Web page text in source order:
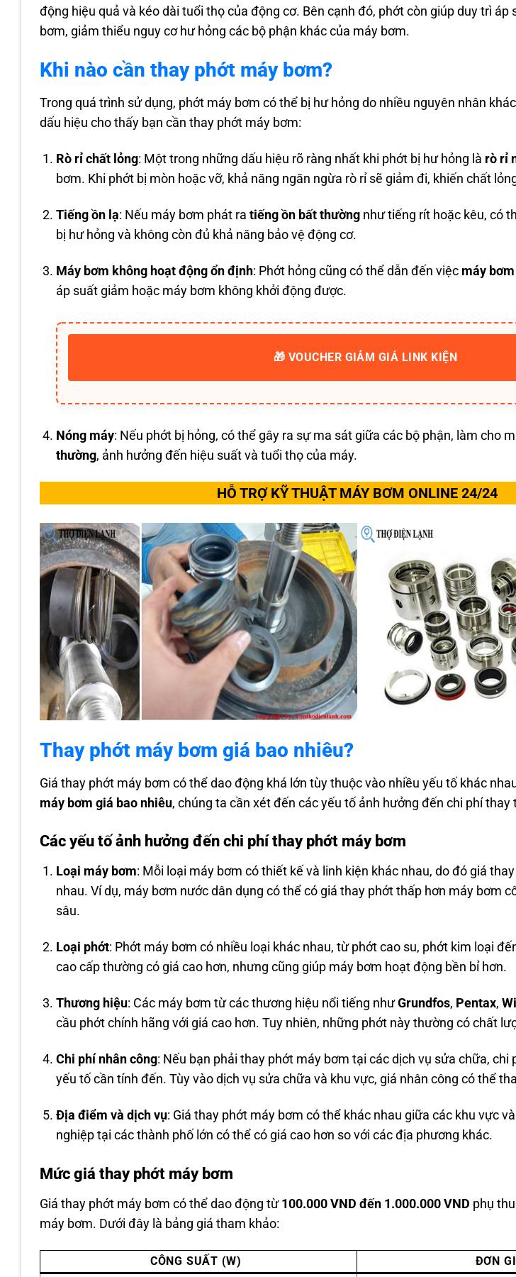
động hiệu quả và kéo dài tuổi thọ của động cơ. Bên cạnh đó, phớt còn giúp duy trì áp
bơm, giảm thiểu nguy cơ hư hỏng các bộ phận khác của máy bơm.
Khi nào cần thay phớt máy bơm?
Trong quá trình sử dụng, phớt máy bơm có thể bị hư hỏng do nhiều nguyên nhân
dấu hiệu cho thấy bạn cần thay phớt máy bơm:
Rò rỉ chất lỏng: Một trong những dấu hiệu rõ ràng nhất khi phớt bị hư hỏng là rò rỉ
bơm. Khi phớt bị mòn hoặc vỡ, khả năng ngăn ngừa rò rỉ sẽ giảm đi, khiến chất
Tiếng ồn lạ: Nếu máy bơm phát ratiếng ồn bất thường như tiếng rít hoặc kêu, có
bị hư hỏng và không còn đủ khả năng bảo vệ động cơ.
Máy bơm không hoạt động ổn định: Phớt hỏng cũng có thể dẫn đến việc máy
áp suất giảm hoặc máy bơm không khởi động được.
🎁 VOUCHER GIẢM GIÁ LINK KIỆN
Nóng máy: Nếu phớt bị hỏng, có thể gây ra sự ma sát giữa các bộ phận, làm cho
thường, ảnh hưởng đến hiệu suất và tuổi thọ của máy.
HỖ TRỢ KỸ THUẬT MÁY BƠM ONLINE 24/24
Thay phớt máy bơm giá bao nhiêu?
Giá thay phớt máy bơm có thể dao động khá lớn tùy thuộc vào nhiều yếu tố khác
máy bơm giá bao nhiêu, chúng ta cần xét đến các yếu tố ảnh hưởng đến chi phí thay
Các yếu tố ảnh hưởng đến chi phí thay phớt máy bơm
Loại máy bơm: Mỗi loại máy bơm có thiết kế và linh kiện khác nhau, do đó giá
nhau. Ví dụ, máy bơm nước dân dụng có thể có giá thay phớt thấp hơn máy bơm
sâu.
Loại phớt: Phớt máy bơm có nhiều loại khác nhau, từ phớt cao su, phớt kim loại
cao cấp thường có giá cao hơn, nhưng cũng giúp máy bơm hoạt động bền bỉ hơn.
Thương hiệu: Các máy bơm từ các thương hiệu nổi tiếng nhưGrundfos, Pentax,
cầu phớt chính hãng với giá cao hơn. Tuy nhiên, những phớt này thường có chất
Chi phí nhân công: Nếu bạn phải thay phớt máy bơm tại các dịch vụ sửa chữa, chi
yếu tố cần tính đến. Tùy vào dịch vụ sửa chữa và khu vực, giá nhân công có thể
Địa điểm và dịch vụ: Giá thay phớt máy bơm có thể khác nhau giữa các khu vực
nghiệp tại các thành phố lớn có thể có giá cao hơn so với các địa phương khác.
Mức giá thay phớt máy bơm
Giá thay phớt máy bơm có thể dao động từ 100.000 VND đến 1.000.000 VND phụ
máy bơm. Dưới đây là bảng giá tham khảo:
CÔNG SUẤT (W) ĐƠN